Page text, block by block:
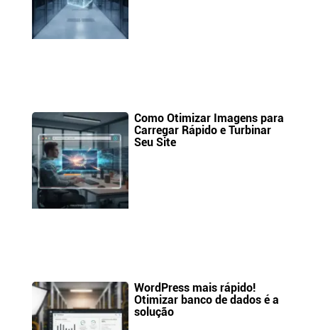
Como Otimizar Imagens para
Carregar Rápido e Turbinar
Seu Site
WordPress mais rápido!
Otimizar banco de dados é a
solução